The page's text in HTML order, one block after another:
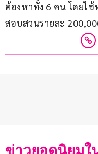
ต้องหาทั้ง 6 คน โดยใ
สอบสวนรายละ
ข่าวยอดนิยมใ